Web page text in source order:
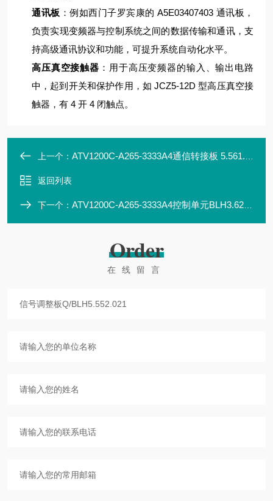
通讯板 ：例如西门子罗宾康的 A5E03407403 通讯板，
负责实现变频器与控制系统之间的数据传输和通讯，支
持高级通讯协议和功能，可提升系统自动化水平。
高压真空接触器 ：用于高压变频器的输入、输出电路
中，起到开关和保护作用，如 JCZ5-12D 型高压真空接
触器，有 4 开 4 闭触点。
上一个： ATV1200C-A265-3333A4通信转接板 5.561.034MX
返回列表
下一个： ATV1200C-A265-3333A4控制单元BLH3.625.089C
Order
在线留言